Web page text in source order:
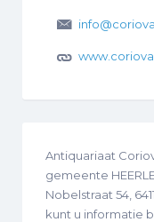
Antiquariaat
gemeente
Nobelstraat 54,
kunt u informatie